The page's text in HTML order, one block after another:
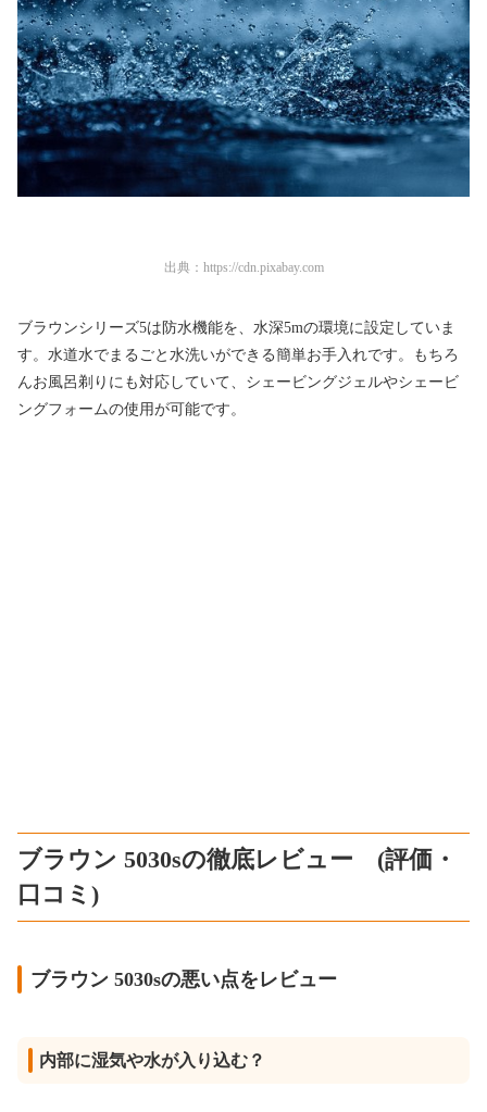
出典： https://cdn.pixabay.com
ブラウンシリーズ5は防水機能を、水深5mの環境に設定していま
す。水道水でまるごと水洗いができる簡単お手入れです。もちろ
んお風呂剃りにも対応していて、シェービングジェルやシェービ
ングフォームの使用が可能です。
ブラウン 5030sの徹底レビュー (評価・
口コミ)
ブラウン 5030sの悪い点をレビュー
内部に湿気や水が入り込む？